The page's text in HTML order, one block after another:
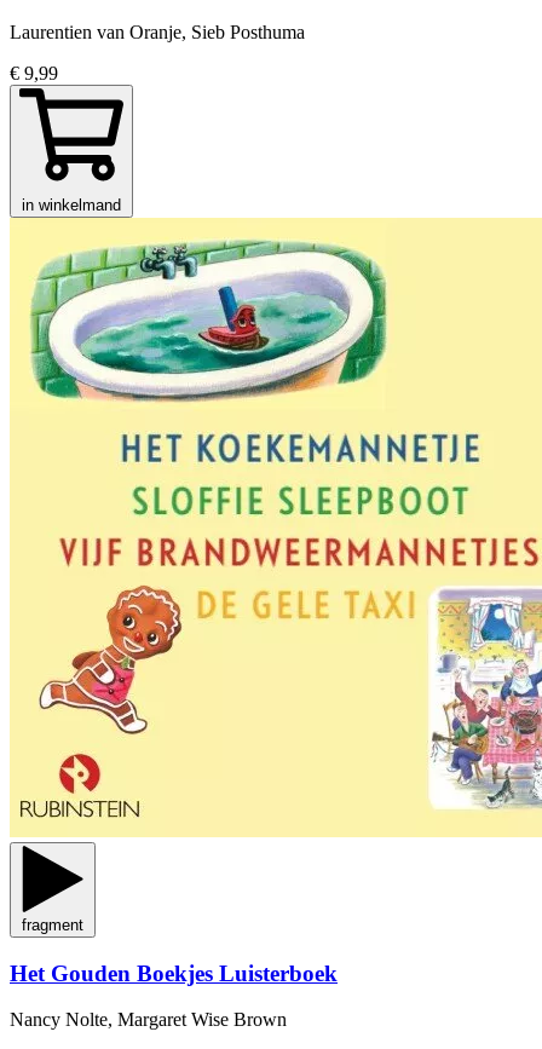
Laurentien van Oranje, Sieb Posthuma
€ 9,99
in winkelmand
fragment
Het Gouden Boekjes Luisterboek
Nancy Nolte, Margaret Wise Brown